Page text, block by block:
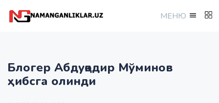
МEНЮ
Блогер Абдуқодир Мўминов
ҳибсга олинди